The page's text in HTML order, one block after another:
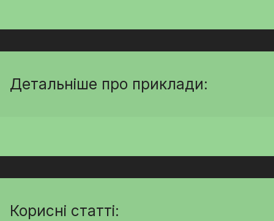
Детальніше про приклади:
Корисні статті: